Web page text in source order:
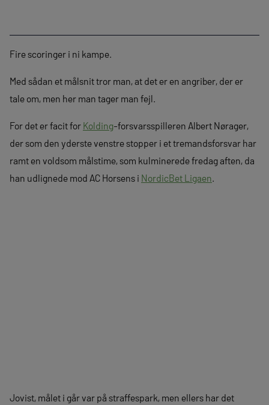
Fire scoringer i ni kampe.
Med sådan et målsnit tror man, at det er en angriber, der er
tale om, men her man tager man fejl.
For det er facit for Kolding-forsvarsspilleren Albert Nørager,
der som den yderste venstre stopper i et tremandsforsvar har
ramt en voldsom målstime, som kulminerede fredag aften, da
han udlignede mod AC Horsens i NordicBet Ligaen.
Jovist, målet i går var på straffespark, men ellers har det